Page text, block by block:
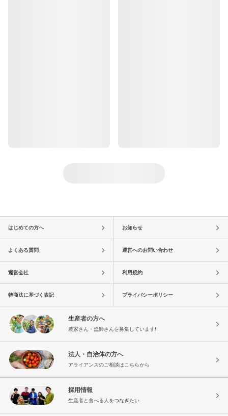
はじめての方へ お知らせ
よくある質問 運営へのお問い合わせ
運営会社 利用規約
特商法に基づく表記 プライバシーポリシー
生産者の方へ
農家さん・漁師さんを募集しています!
法人・自治体の方へ
アライアンスのご相談はこちらから
採用情報
生産者と食べる人をつなぎたい